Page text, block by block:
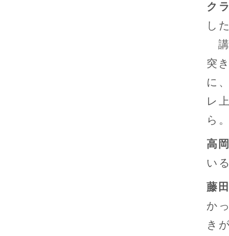
ク
し
講
突
に
レ
ら
高
い
藤
か
き